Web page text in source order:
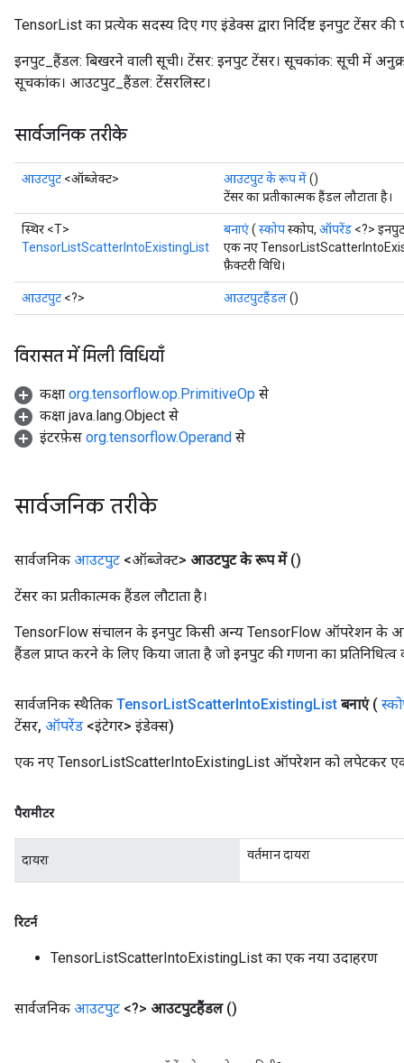
TensorList का प्रत्येक सदस्य दिए गए इंडेक्स द्वारा निर्दिष्ट इनपुट टेंसर
इनपुट_हैंडल: बिखरने वाली सूची। टेंसर: इनपुट टेंसर। सूचकांक: सूची में
सूचकांक। आउटपुट_हैंडल: टेंसरलिस्ट।
सार्वजनिक तरीके
आउटपुट <ऑब्जेक्ट> आउटपुट के रूप में()
टेंसर का प्रतीकात्मक हैंडल लौटाता है।
स्थिर <T>
TensorListScatterIntoExistingList
बनाएं( स्कोपस्कोप, ऑपरेंड <?>
एक नए
फ़ैक्टरी विधि।
आउटपुट <?> आउटपुटहैंडल()
विरासत में मिली विधियाँ
कक्षा org.tensorflow.op.PrimitiveOp से
कक्षा java.lang.Object से
इंटरफ़ेस org.tensorflow.Operand से
सार्वजनिक तरीके
सार्वजनिक आउटपुट <ऑब्जेक्ट> आउटपुट के रूप में ()
टेंसर का प्रतीकात्मक हैंडल लौटाता है।
TensorFlow संचालन के इनपुट किसी अन्य TensorFlow ऑपरेशन के
हैंडल प्राप्त करने के लिए किया जाता है जो इनपुट की गणना का प्रतिनिधित्व
सार्वजनिक स्थैतिक TensorListScatterIntoExistingList बनाएं (
टेंसर, ऑपरेंड <इंटेगर> इंडेक्स)
एक नए TensorListScatterIntoExistingList ऑपरेशन को लपेटकर एक
पैरामीटर
दायरा वर्तमान दायरा
रिटर्न
TensorListScatterIntoExistingList का एक नया उदाहरण
सार्वजनिक आउटपुट <?> आउटपुटहैंडल ()